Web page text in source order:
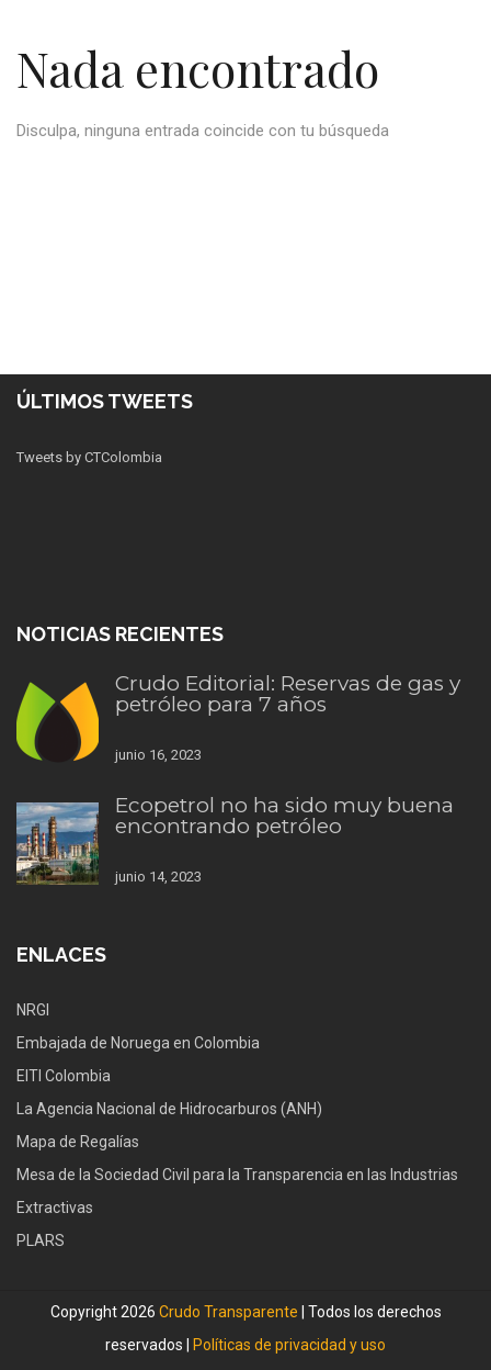
Nada encontrado
Disculpa, ninguna entrada coincide con tu búsqueda
ÚLTIMOS TWEETS
Tweets by CTColombia
NOTICIAS RECIENTES
Crudo Editorial: Reservas de gas y
petróleo para 7 años
junio 16, 2023
Ecopetrol no ha sido muy buena
encontrando petróleo
junio 14, 2023
ENLACES
NRGI
Embajada de Noruega en Colombia
EITI Colombia
La Agencia Nacional de Hidrocarburos (ANH)
Mapa de Regalías
Mesa de la Sociedad Civil para la Transparencia en las Industrias
Extractivas
PLARS
Copyright 2026 Crudo Transparente | Todos los derechos
reservados |
Políticas de privacidad y uso